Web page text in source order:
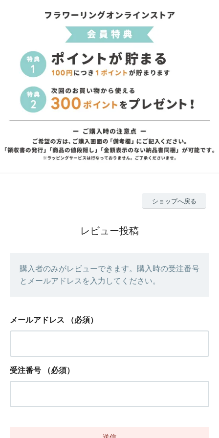
ショップへ戻る
レビュー投稿
購入者のみがレビューできます。購入時の受注番号
とメールアドレスを入力してください。
メールアドレス （必須）
受注番号 （必須）